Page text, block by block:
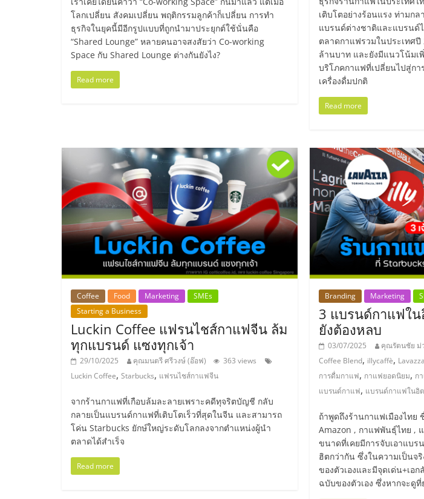
ไชส์
ขาย
แฟ
ไชส์
แฟ
รน
ไชส์
ขาย
หน้า
บ้าน
ลงทุน
น้อย
คืน
ทุน
โลกเปลี่ยน สังคมเปลี่ยน พฤติกรรมลูกค้าก็เปลี่ยน การทำ
ธุรกิจในยุคนี้มีอีกรูปแบบที่ถูกนำมาประยุกต์ใช้นั่นคือ
“Shared Lounge” หลายคนอาจสงสัยว่า Co-working
Space กับ Shared Lounge ต่างกันยังไง?
Read more
เติบโตอย่างร้อนแรง ท่ามก
แบรนด์ต่างชาติและแบรนด์
ตลาดกาแฟรวมในประเทศ
ล้านบาท และยังมีแนวโน้มเ
บริโภคกาแฟที่เปลี่ยนไปสู่กา
เครื่องดื่มปกติ
Read more
Coffee Food Marketing
SMEs
Starting a Business
Luckin Coffee แฟรนไชส์กาแฟจีน ล้ม
ทุกแบรนด์ แซงทุกเจ้า
29/10/2025 คุณมนตรี ศรีวงษ์ (อ๊อฟ)
363 views
Luckin Coffee, Starbucks, แฟรนไชส์กาแฟจีน
จากร้านกาแฟที่เกือบล้มละลายเพราะคดีทุจริตบัญชี กลับ
กลายเป็นแบรนด์กาแฟที่เติบโตเร็วที่สุดในจีน และสามารถ
โค่น Starbucks ยักษ์ใหญ่ระดับโลกลงจากตำแหน่งผู้นำ
ตลาดได้สำเร็จ
Read more
Branding Marketing
3 แบรนด์กาแฟใ
ยังต้องหลบ
03/07/2025 คุณรัตนชัย ม่
Coffee Blend, illycaffè, Lavazza
การดื่มกาแฟ, กาแฟยอดนิยม, ก
แบรนด์กาแฟ, แบรนด์กาแฟในอิ
ถ้าพูดถึงร้านกาแฟเมืองไทย
Amazon , กาแฟพันธุ์ไทย ,
ขนาดที่เคยมีการจับเอาแบร
ฮิตกว่ากัน ซึ่งในความเป็นจ
ของตัวเองและมีจุดเด่น+เอ
ฉบับของตัวเอง ซึ่งหากจะดู